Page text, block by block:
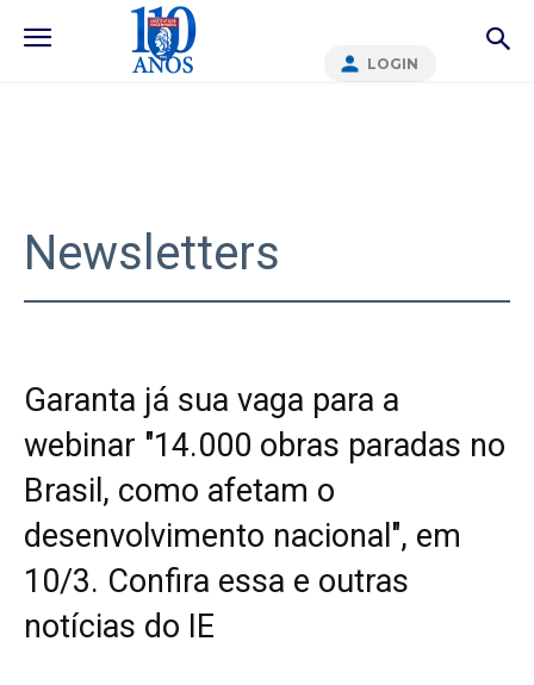
LOGIN
Newsletters
Garanta já sua vaga para a
webinar "14.000 obras paradas no
Brasil, como afetam o
desenvolvimento nacional", em
10/3. Confira essa e outras
notícias do IE